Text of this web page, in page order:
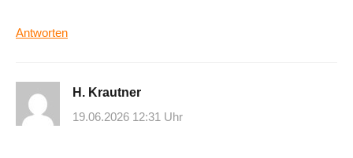
Antworten
H. Krautner
19.06.2026 12:31 Uhr